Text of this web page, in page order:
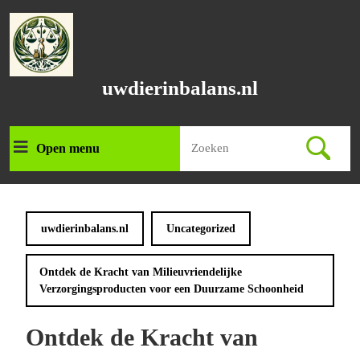
naar
inhoud
uwdierinbalans.nl
Open menuOpen
menu
naar:
uwdierinbalans.nl Uncategorized
Ontdek de Kracht van Milieuvriendelijke
Verzorgingsproducten voor een Duurzame Schoonheid
Ontdek de Kracht van